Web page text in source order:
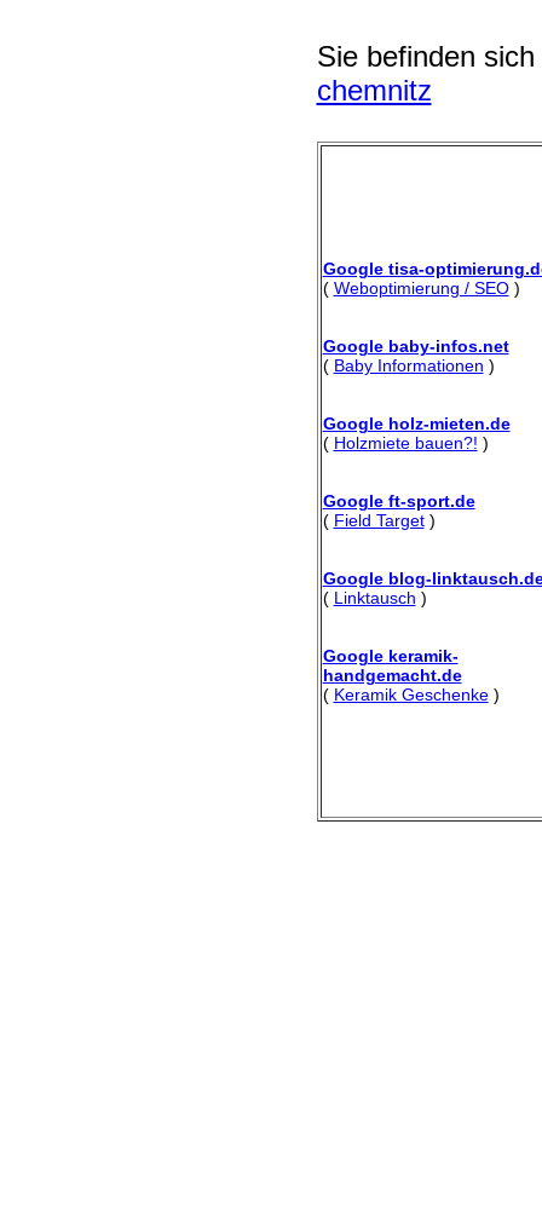
Sie befinden
chemnitz
Google tisa-
( Weboptimierung / SEO)
Google baby-infos.net
( Baby Informationen )
Google holz-mieten.de
( Holzmiete bauen?! )
Google ft-sport.de
( Field Target)
Google blog-
( Linktausch )
Google keramik-
handgemacht.de
( Keramik Geschenke)